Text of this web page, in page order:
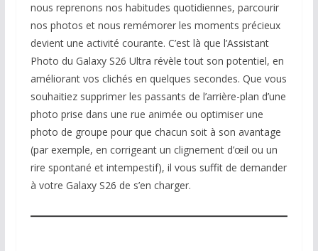
nous reprenons nos habitudes quotidiennes, parcourir
nos photos et nous remémorer les moments précieux
devient une activité courante. C’est là que l’Assistant
Photo du Galaxy S26 Ultra révèle tout son potentiel, en
améliorant vos clichés en quelques secondes. Que vous
souhaitiez supprimer les passants de l’arrière-plan d’une
photo prise dans une rue animée ou optimiser une
photo de groupe pour que chacun soit à son avantage
(par exemple, en corrigeant un clignement d’œil ou un
rire spontané et intempestif), il vous suffit de demander
à votre Galaxy S26 de s’en charger.